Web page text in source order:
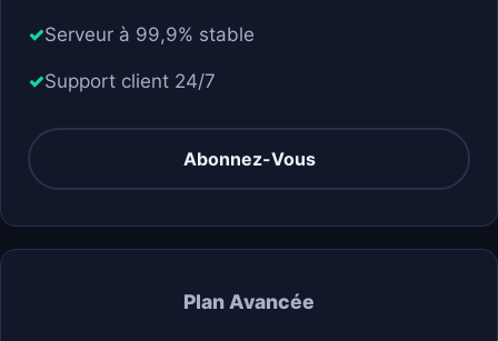
Serveur à 99,9% stable
Support client 24/7
Abonnez-Vous
Plan Avancée